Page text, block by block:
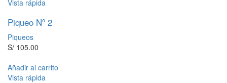
Vista rápida
Piqueo Nº 2
Piqueos
S/ 105.00
Añadir al carrito
Vista rápida